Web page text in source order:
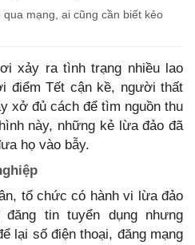
mạng, ai cũng cần biết kẻo
xảy ra tình trạng nhiều lao
điểm Tết cận kề, người thất
xở đủ cách để tìm nguồn thu
này, những kẻ lừa đảo đã
họ vào bẫy.
tổ chức có hành vi lừa đảo
tin tuyển dụng nhưng
lại số điện thoại, đăng mạng